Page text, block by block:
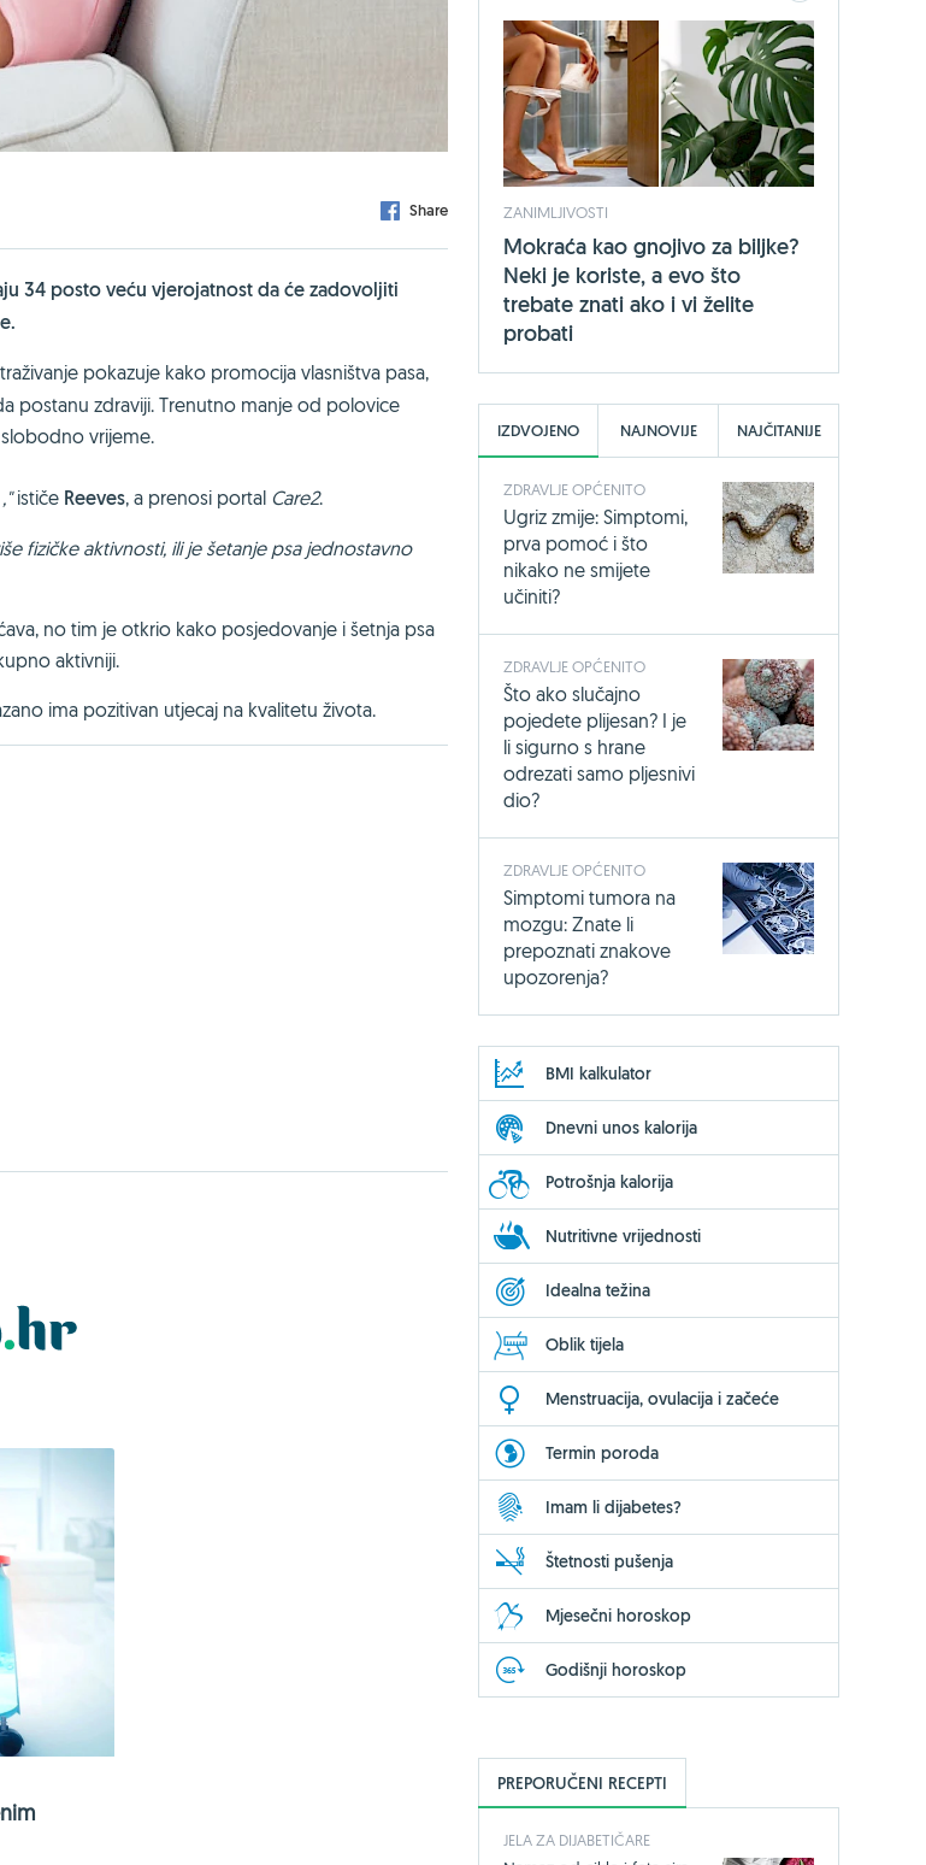
Share
34 posto veću vjerojatnost da će zadovoljiti
pokazuje kako promocija vlasništva pasa,
postanu zdraviji. Trenutno manje od polovice
vrijeme.
ističe Reeves, a prenosi portal Care2.
fizičke aktivnosti, ili je šetanje psa jednostavno
no tim je otkrio kako posjedovanje i šetnja psa
aktivniji.
ima pozitivan utjecaj na kvalitetu života.
ZANIMLJIVOSTI
Mokraća kao gnojivo za biljke?
Neki je koriste, a evo što
trebate znati ako i vi želite
probati
IZDVOJENO NAJNOVIJE NAJČITANIJE
ZDRAVLJE OPĆENITO
Ugriz zmije: Simptomi,
prva pomoć i što
nikako ne smijete
učiniti?
ZDRAVLJE OPĆENITO
Što ako slučajno
pojedete plijesan? I je
li sigurno s hrane
odrezati samo pljesnivi
dio?
ZDRAVLJE OPĆENITO
Simptomi tumora na
mozgu: Znate li
prepoznati znakove
upozorenja?
BMI kalkulator
Dnevni unos kalorija
Potrošnja kalorija
Nutritivne vrijednosti
Idealna težina
Oblik tijela
Menstruacija, ovulacija i začeće
Termin poroda
Imam li dijabetes?
Štetnosti pušenja
Mjesečni horoskop
Godišnji horoskop
PREPORUČENI RECEPTI
JELA ZA DIJABETIČARE